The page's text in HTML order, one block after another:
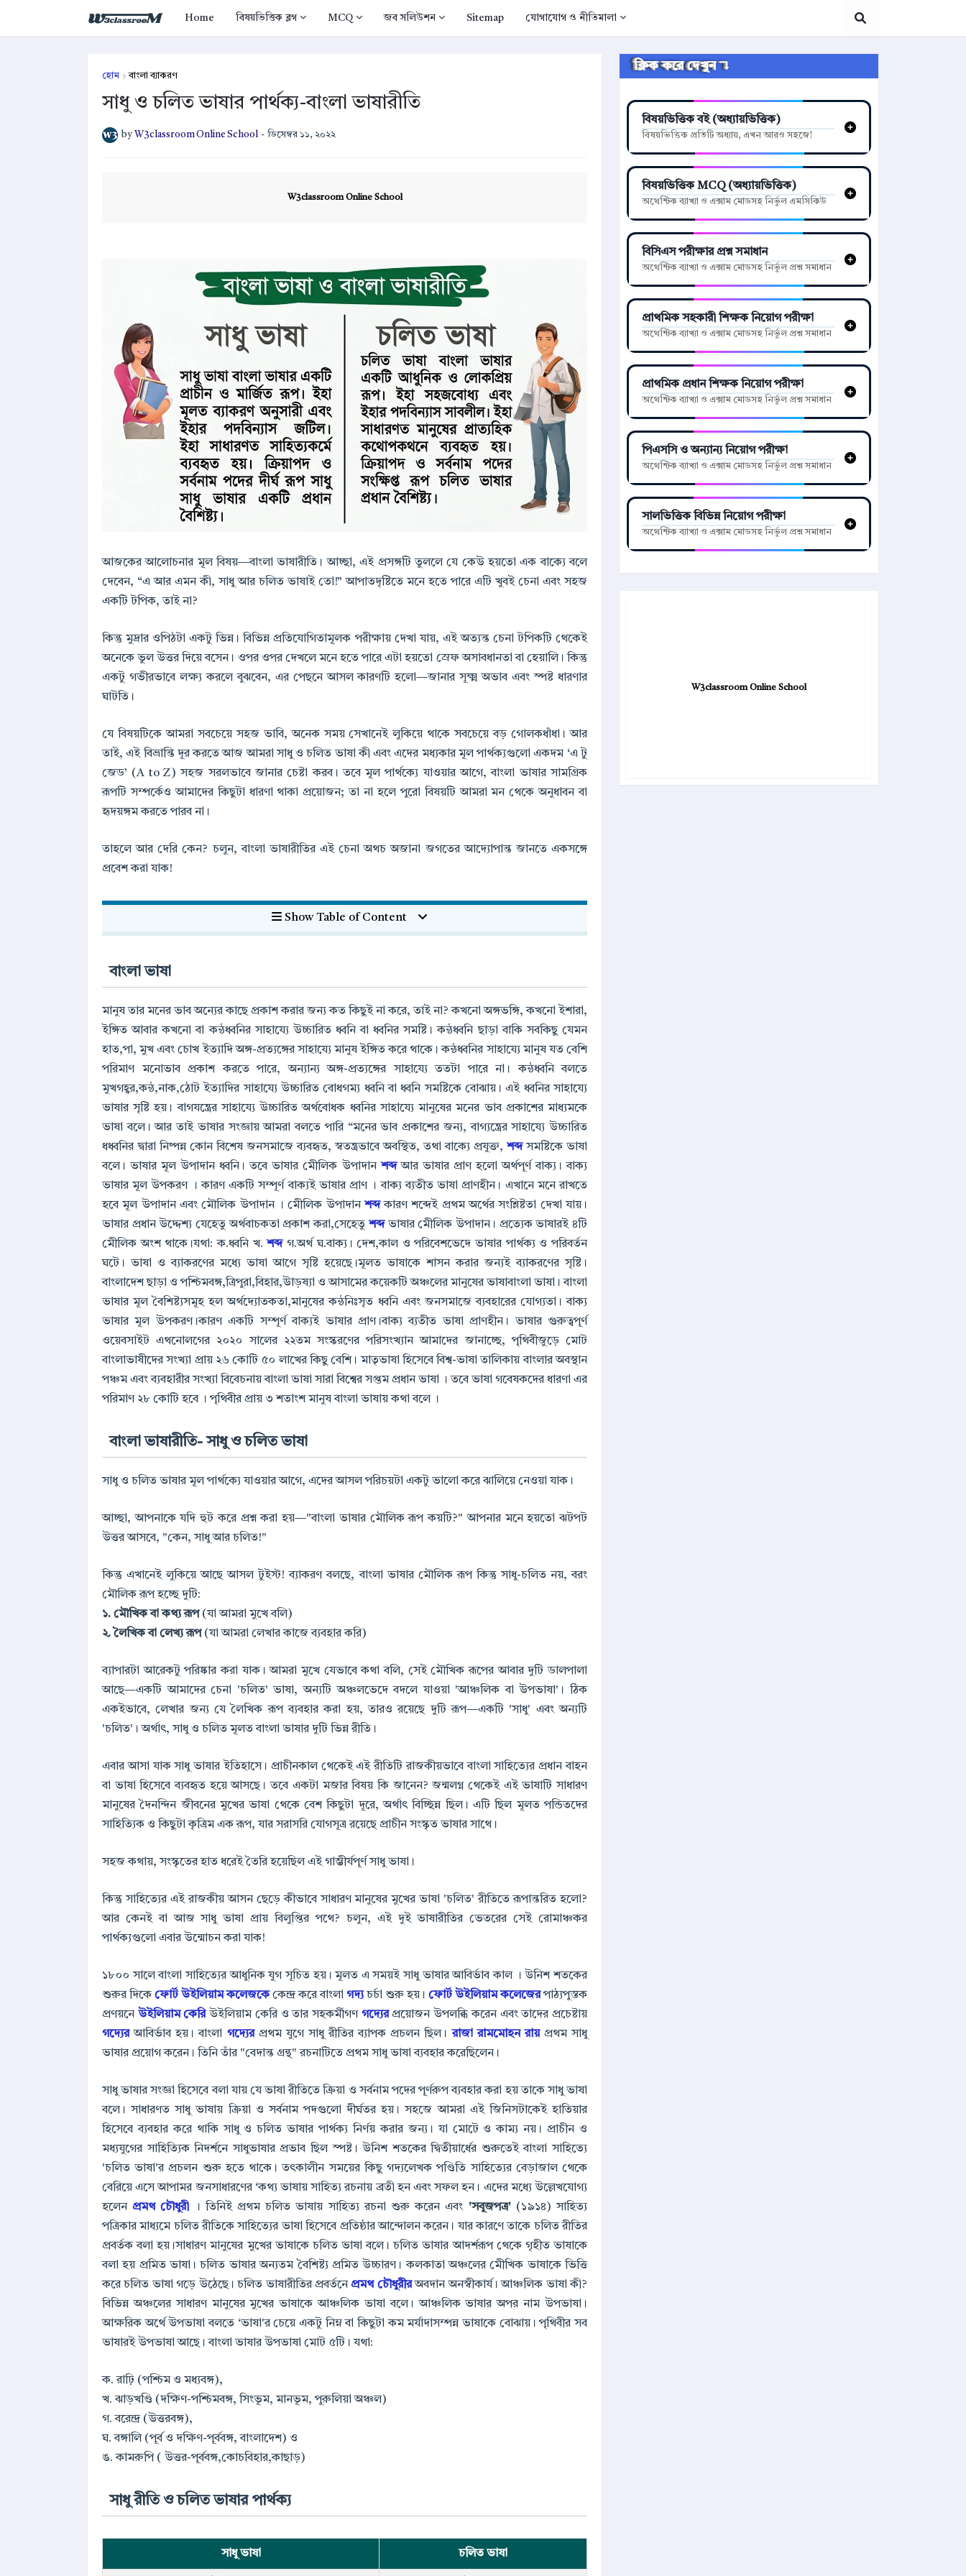
Home বিষয়ভিত্তিক ব্লগ MCQ জব সলিউশন Sitemap যোগাযোগ ও নীতিমালা
হোম বাংলা ব্যাকরণ
সাধু ও চলিত ভাষার পার্থক্য-বাংলা ভাষারীতি
by W3classroom Online School - ডিসেম্বর ১১, ২০২২
W3classroom Online School
আজকের আলোচনার মূল বিষয়—বাংলা ভাষারীতি। আচ্ছা, এই প্রসঙ্গটি তুললে যে কেউ হয়তো এক বাক্যে বলে
দেবেন, “এ আর এমন কী, সাধু আর চলিত ভাষাই তো!” আপাতদৃষ্টিতে মনে হতে পারে এটি খুবই চেনা এবং সহজ
একটি টপিক, তাই না?
কিন্তু মুদ্রার ওপিঠটা একটু ভিন্ন। বিভিন্ন প্রতিযোগিতামূলক পরীক্ষায় দেখা যায়, এই অত্যন্ত চেনা টপিকটি থেকেই
অনেকে ভুল উত্তর দিয়ে বসেন। ওপর ওপর দেখলে মনে হতে পারে এটা হয়তো স্রেফ অসাবধানতা বা হেয়ালি। কিন্তু
একটু গভীরভাবে লক্ষ্য করলে বুঝবেন, এর পেছনে আসল কারণটি হলো—জানার সূক্ষ্ম অভাব এবং স্পষ্ট ধারণার
ঘাটতি।
যে বিষয়টিকে আমরা সবচেয়ে সহজ ভাবি, অনেক সময় সেখানেই লুকিয়ে থাকে সবচেয়ে বড় গোলকধাঁধা। আর
তাই, এই বিভ্রান্তি দূর করতে আজ আমরা সাধু ও চলিত ভাষা কী এবং এদের মধ্যকার মূল পার্থক্যগুলো একদম ‘এ টু
জেড’ (A to Z) সহজ সরলভাবে জানার চেষ্টা করব। তবে মূল পার্থক্যে যাওয়ার আগে, বাংলা ভাষার সামগ্রিক
রূপটি সম্পর্কেও আমাদের কিছুটা ধারণা থাকা প্রয়োজন; তা না হলে পুরো বিষয়টি আমরা মন থেকে অনুধাবন বা
হৃদয়ঙ্গম করতে পারব না।
তাহলে আর দেরি কেন? চলুন, বাংলা ভাষারীতির এই চেনা অথচ অজানা জগতের আদ্যোপান্ত জানতে একসঙ্গে
প্রবেশ করা যাক!
Show Table of Content
বাংলা ভাষা
মানুষ তার মনের ভাব অন্যের কাছে প্রকাশ করার জন্য কত কিছুই না করে, তাই না? কখনো অঙ্গভঙ্গি, কখনো ইশারা,
ইঙ্গিত আবার কখনো বা কন্ঠধ্বনির সাহায্যে উচ্চারিত ধ্বনি বা ধ্বনির সমষ্টি। কন্ঠধ্বনি ছাড়া বাকি সবকিছু যেমন
হাত,পা, মুখ এবং চোখ ইত্যাদি অঙ্গ-প্রত্যঙ্গের সাহায্যে মানুষ ইঙ্গিত করে থাকে। কন্ঠধ্বনির সাহায্যে মানুষ যত বেশি
পরিমাণ মনোভাব প্রকাশ করতে পারে, অন্যান্য অঙ্গ-প্রত্যঙ্গের সাহায্যে ততটা পারে না। কন্ঠধ্বনি বলতে
মুখগহ্বর,কন্ঠ,নাক,ঠোট ইত্যাদির সাহায্যে উচ্চারিত বোধগম্য ধ্বনি বা ধ্বনি সমষ্টিকে বোঝায়। এই ধ্বনির সাহায্যে
ভাষার সৃষ্টি হয়। বাগযন্ত্রের সাহায্যে উচ্চারিত অর্থবোধক ধ্বনির সাহায্যে মানুষের মনের ভাব প্রকাশের মাধ্যমকে
ভাষা বলে। আর তাই ভাষার সংজ্ঞায় আমরা বলতে পারি “মনের ভাব প্রকাশের জন্য, বাগ্যন্ত্রের সাহায্যে উচ্চারিত
ধধ্বনির দ্বারা নিষ্পন্ন কোন বিশেষ জনসমাজে ব্যবহৃত, স্বতন্ত্রভাবে অবস্থিত, তথা বাক্যে প্রযুক্ত, শব্দসমষ্টিকে ভাষা
বলে। ভাষার মূল উপাদান ধ্বনি। তবে ভাষার মেীলিক উপাদান শব্দআর ভাষার প্রাণ হলো অর্থপূর্ণ বাক্য। বাক্য
ভাষার মূল উপকরণ । কারণ একটি সম্পূর্ণ বাক্যই ভাষার প্রাণ । বাক্য ব্যতীত ভাষা প্রাণহীন। এখানে মনে রাখতে
হবে মূল উপাদান এবং মৌলিক উপাদান । মেীলিক উপাদান শব্দকারণ শব্দেই প্রথম অর্থের সংশ্লিষ্টতা দেখা যায়।
ভাষার প্রধান উদ্দেশ্য যেহেতু অর্থবাচকতা প্রকাশ করা,সেহেতু শব্দভাষার মেীলিক উপাদান। প্রত্যেক ভাষারই ৪টি
মেীলিক অংশ থাকে।যথা: ক.ধ্বনি খ.শব্দ গ.অর্থ ঘ.বাক্য। দেশ,কাল ও পরিবেশভেদে ভাষার পার্থক্য ও পরিবর্তন
ঘটে। ভাষা ও ব্যাকরণের মধ্যে ভাষা আগে সৃষ্টি হয়েছে।মূলত ভাষাকে শাসন করার জন্যই ব্যাকরণের সৃষ্টি।
বাংলাদেশ ছাড়া ও পশ্চিমবঙ্গ,ত্রিপুরা,বিহার,উাড়ষ্যা ও আসামের কয়েকটি অঞ্চলের মানুষের ভাষাবাংলা ভাষা। বাংলা
ভাষার মূল বৈশিষ্ট্যসমূহ হল অর্থদ্যোতকতা,মানুষের কন্ঠনিঃসৃত ধ্বনি এবং জনসমাজে ব্যবহারের যোগ্যতা। বাক্য
ভাষার মূল উপকরণ।কারণ একটি সম্পূর্ণ বাক্যই ভাষার প্রাণ।বাক্য ব্যতীত ভাষা প্রাণহীন। ভাষার গুরুত্বপূর্ণ
ওয়েবসাইট এথনোলগের ২০২০ সালের ২২তম সংস্করণের পরিসংখ্যান আমাদের জানাচ্ছে, পৃথিবীজুড়ে মোট
বাংলাভাষীদের সংখ্যা প্রায় ২৬ কোটি ৫০ লাখের কিছু বেশি। মাতৃভাষা হিসেবে বিশ্ব-ভাষা তালিকায় বাংলার অবস্থান
পঞ্চম এবং ব্যবহারীর সংখ্যা বিবেচনায় বাংলা ভাষা সারা বিশ্বের সপ্তম প্রধান ভাষা । তবে ভাষা গবেষকদের ধারণা এর
পরিমাণ ২৮ কোটি হবে । পৃথিবীর প্রায় ৩ শতাংশ মানুষ বাংলা ভাষায় কথা বলে ।
বাংলা ভাষারীতি- সাধু ও চলিত ভাষা
সাধু ও চলিত ভাষার মূল পার্থক্যে যাওয়ার আগে, এদের আসল পরিচয়টা একটু ভালো করে ঝালিয়ে নেওয়া যাক।
আচ্ছা, আপনাকে যদি হুট করে প্রশ্ন করা হয়—"বাংলা ভাষার মৌলিক রূপ কয়টি?" আপনার মনে হয়তো ঝটপট
উত্তর আসবে, "কেন, সাধু আর চলিত!"
কিন্তু এখানেই লুকিয়ে আছে আসল টুইস্ট! ব্যাকরণ বলছে, বাংলা ভাষার মৌলিক রূপ কিন্তু সাধু-চলিত নয়, বরং
মৌলিক রূপ হচ্ছে দুটি:
১. মৌখিক বা কথ্য রূপ (যা আমরা মুখে বলি)
২. লৈখিক বা লেখ্য রূপ(যা আমরা লেখার কাজে ব্যবহার করি)
ব্যাপারটা আরেকটু পরিষ্কার করা যাক। আমরা মুখে যেভাবে কথা বলি, সেই মৌখিক রূপের আবার দুটি ডালপালা
আছে—একটি আমাদের চেনা 'চলিত' ভাষা, অন্যটি অঞ্চলভেদে বদলে যাওয়া 'আঞ্চলিক বা উপভাষা'। ঠিক
একইভাবে, লেখার জন্য যে লৈখিক রূপ ব্যবহার করা হয়, তারও রয়েছে দুটি রূপ—একটি 'সাধু' এবং অন্যটি
'চলিত'। অর্থাৎ, সাধু ও চলিত মূলত বাংলা ভাষার দুটি ভিন্ন রীতি।
এবার আসা যাক সাধু ভাষার ইতিহাসে। প্রাচীনকাল থেকেই এই রীতিটি রাজকীয়ভাবে বাংলা সাহিত্যের প্রধান বাহন
বা ভাষা হিসেবে ব্যবহৃত হয়ে আসছে। তবে একটা মজার বিষয় কি জানেন? জন্মলগ্ন থেকেই এই ভাষাটি সাধারণ
মানুষের দৈনন্দিন জীবনের মুখের ভাষা থেকে বেশ কিছুটা দূরে, অর্থাৎ বিচ্ছিন্ন ছিল। এটি ছিল মূলত পন্ডিতদের
সাহিত্যিক ও কিছুটা কৃত্রিম এক রূপ, যার সরাসরি যোগসূত্র রয়েছে প্রাচীন সংস্কৃত ভাষার সাথে।
সহজ কথায়, সংস্কৃতের হাত ধরেই তৈরি হয়েছিল এই গাম্ভীর্যপূর্ণ সাধু ভাষা।
কিন্তু সাহিত্যের এই রাজকীয় আসন ছেড়ে কীভাবে সাধারণ মানুষের মুখের ভাষা 'চলিত' রীতিতে রূপান্তরিত হলো?
আর কেনই বা আজ সাধু ভাষা প্রায় বিলুপ্তির পথে? চলুন, এই দুই ভাষারীতির ভেতরের সেই রোমাঞ্চকর
পার্থক্যগুলো এবার উন্মোচন করা যাক!
১৮০০ সালে বাংলা সাহিত্যের আধুনিক যুগ সূচিত হয়। মূলত এ সময়ই সাধু ভাষার আবির্ভাব কাল । উনিশ শতকের
শুরুর দিকে ফোর্ট উইলিয়াম কলেজকেকেন্দ্র করে বাংলা গদ্য চর্চা শুরু হয়। ফোর্ট উইলিয়াম কলেজেরপাঠ্যপুস্তক
প্রণয়নে উইলিয়াম কেরিউইলিয়াম কেরি ও তার সহকর্মীগণ গদ্যেরপ্রয়োজন উপলব্ধি করেন এবং তাদের প্রচেষ্টায়
গদ্যেরআবির্ভাব হয়। বাংলা গদ্যের প্রথম যুগে সাধু রীতির ব্যাপক প্রচলন ছিল।রাজা রামমোহন রায় প্রথম সাধু
ভাষার প্রয়োগ করেন। তিনি তাঁর "বেদান্ত গ্রন্থ" রচনাটিতে প্রথম সাধু ভাষা ব্যবহার করেছিলেন।
সাধু ভাষার সংজ্ঞা হিসেবে বলা যায় যে ভাষা রীতিতে ক্রিয়া ও সর্বনাম পদের পূর্ণরুপ ব্যবহার করা হয় তাকে সাধু ভাষা
বলে। সাধারণত সাধু ভাষায় ক্রিয়া ও সর্বনাম পদগুলো দীর্ঘতর হয়। সহজে আমরা এই জিনিসটাকেই হাতিয়ার
হিসেবে ব্যবহার করে থাকি সাধু ও চলিত ভাষার পার্থক্য নির্ণয় করার জন্য। যা মোটে ও কাম্য নয়। প্রাচীন ও
মধ্যযুগের সাহিত্যিক নিদর্শনে সাধুভাষার প্রভাব ছিল স্পষ্ট। উনিশ শতকের দ্বিতীয়ার্ধের শুরুতেই বাংলা সাহিত্যে
'চলিত ভাষা'র প্রচলন শুরু হতে থাকে। তৎকালীন সময়ের কিছু গদ্যলেখক পণ্ডিতি সাহিত্যের বেড়াজাল থেকে
বেরিয়ে এসে আপামর জনসাধারণের ‘কথ্য ভাষায় সাহিত্য রচনায় ব্রতী হন এবং সফল হন। এদের মধ্যে উল্লেখযোগ্য
হলেনপ্রমথ চৌধুরী । তিনিই প্রথম চলিত ভাষায় সাহিত্য রচনা শুরু করেন এবং 'সবুজপত্র'(১৯১৪) সাহিত্য
পত্রিকার মাধ্যমে চলিত রীতিকে সাহিত্যের ভাষা হিসেবে প্রতিষ্ঠার আন্দোলন করেন। যার কারণে তাকে চলিত রীতির
প্রবর্তক বলা হয়।সাধারণ মানুষের মুখের ভাষাকে চলিত ভাষা বলে। চলিত ভাষার আদর্শরূপ থেকে গৃহীত ভাষাকে
বলা হয় প্রমিত ভাষা। চলিত ভাষার অন্যতম বৈশিষ্ট্য প্রমিত উচ্চারণ। কলকাতা অঞ্চলের মেীখিক ভাষাকে ভিত্তি
করে চলিত ভাষা গড়ে উঠেছে। চলিত ভাষারীতির প্রবর্তনেপ্রমথ চৌধুরীরঅবদান অনস্বীকার্য। আঞ্চলিক ভাষা কী?
বিভিন্ন অঞ্চলের সাধারণ মানুষের মুখের ভাষাকে আঞ্চলিক ভাষা বলে। আঞ্চলিক ভাষার অপর নাম উপভাষা।
আক্ষরিক অর্থে উপভাষা বলতে ‘ভাষা'র চেয়ে একটু নিম্ন বা কিছুটা কম মর্যাদাসম্পন্ন ভাষাকে বোঝায়। পৃথিবীর সব
ভাষারই উপভাষা আছে। বাংলা ভাষার উপভাষা মোট ৫টি। যথা:
ক. রাঢ়ি (পশ্চিম ও মধ্যবঙ্গ),
খ. ঝাড়খণ্ডি (দক্ষিণ-পশ্চিমবঙ্গ, সিংভূম, মানভূম, পুরুলিয়া অঞ্চল)
গ. বরেন্দ্র (উত্তরবঙ্গ),
ঘ. বঙ্গালি (পূর্ব ও দক্ষিণ-পূর্ববঙ্গ, বাংলাদেশ) ও
ঙ. কামরুপি ( উত্তর-পূর্ববঙ্গ,কোচবিহার,কাছাড়)
সাধু রীতি ও চলিত ভাষার পার্থক্য
সাধু ভাষা চলিত ভাষা
ক্লিক করে দেখুন ↴
বিষয়ভিত্তিক বই (অধ্যায়ভিত্তিক)
বিষয়ভিত্তিক প্রতিটি অধ্যায়, এখন আরও সহজে!
বিষয়ভিত্তিক MCQ (অধ্যায়ভিত্তিক)
অথেন্টিক ব্যাখ্যা ও এক্সাম মোডসহ নির্ভুল এমসিকিউ
বিসিএস পরীক্ষার প্রশ্ন সমাধান
অথেন্টিক ব্যাখ্যা ও এক্সাম মোডসহ নির্ভুল প্রশ্ন সমাধান
প্রাথমিক সহকারী শিক্ষক নিয়োগ পরীক্ষা
অথেন্টিক ব্যাখ্যা ও এক্সাম মোডসহ নির্ভুল প্রশ্ন সমাধান
প্রাথমিক প্রধান শিক্ষক নিয়োগ পরীক্ষা
অথেন্টিক ব্যাখ্যা ও এক্সাম মোডসহ নির্ভুল প্রশ্ন সমাধান
পিএসসি ও অন্যান্য নিয়োগ পরীক্ষা
অথেন্টিক ব্যাখ্যা ও এক্সাম মোডসহ নির্ভুল প্রশ্ন সমাধান
সালভিত্তিক বিভিন্ন নিয়োগ পরীক্ষা
অথেন্টিক ব্যাখ্যা ও এক্সাম মোডসহ নির্ভুল প্রশ্ন সমাধান
W3classroom Online School